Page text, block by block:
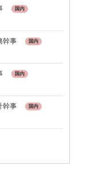
国内
幹事 国内
国内
幹事 国内